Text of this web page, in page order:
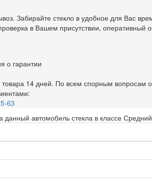
Забирайте стекло в удобное для Вас
в Вашем присутствии, оперативный
товара 14 дней. По всем спорным вопросам
63
данный автомобиль стекла в классе